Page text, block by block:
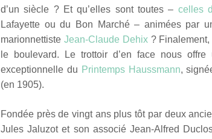
d’un siècle ? Et qu’elles sont toutes – celles
Lafayette ou du Bon Marché – animées par
marionnettiste Jean-Claude Dehix? Finalement,
le boulevard. Le trottoir d’en face nous
exceptionnelle du Printemps Haussmann,
(en 1905).
Fondée près de vingt ans plus tôt par deux
Jules Jaluzot et son associé Jean-Alfred